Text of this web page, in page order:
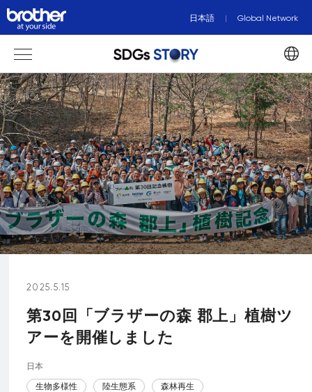
日本語 Global Network
2025.5.15
第30回「ブラザーの森 郡上」植樹ツ
アーを開催しました
日本
生物多様性 陸生態系 森林再生